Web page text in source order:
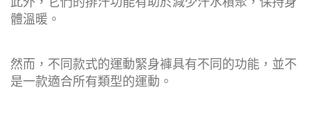
異貼合度可以無負擔地支持你的奔跑，增加肌肉對氧
氣的吸收，降低血乳酸水平，並緩和血流的緊密程
此外，它們的排汗功能有助於減少汗水積聚，保持身
體溫暖。